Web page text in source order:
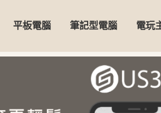
平板電腦 筆記型電腦 電玩
安心保固】